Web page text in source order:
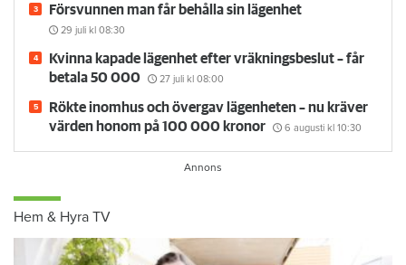
Försvunnen man får behålla sin lägenhet
29 juli kl 08:30
Kvinna kapade lägenhet efter vräkningsbeslut – får
betala 50 000
27 juli kl 08:00
Rökte inomhus och övergav lägenheten – nu kräver
värden honom på 100 000 kronor
6 augusti kl 10:30
Hem & Hyra TV